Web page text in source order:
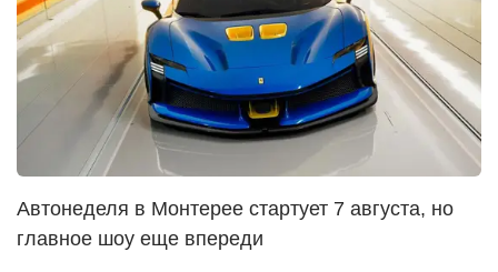
Автонеделя в Монтерее стартует 7 августа, но
главное шоу еще впереди